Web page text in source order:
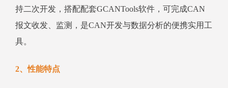
持二次开发，搭配配套GCANTools软件，可完成CAN
报文收发、监测，是CAN开发与数据分析的便携实用工
具。
2、性能特点